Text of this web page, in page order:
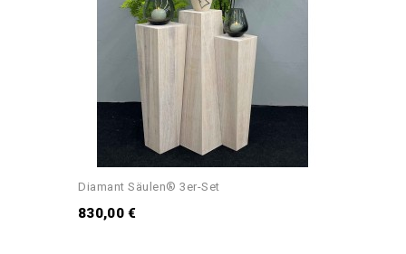
Diamant Säulen® 3er-Set
830,00 €